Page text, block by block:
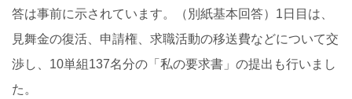
答は事前に示されています。（別紙基本回答）1日目は、
見舞金の復活、申請権、求職活動の移送費などについて交
渉し、10単組137名分の「私の要求書」の提出も行いまし
た。